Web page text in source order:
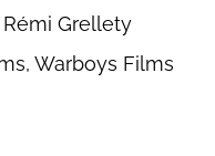
Grellety
Warboys Films